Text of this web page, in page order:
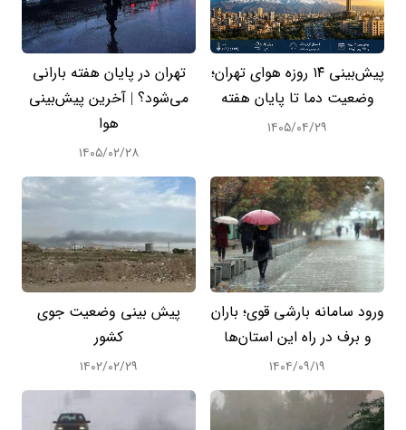
پیش‌بینی ۱۴ روزه هوای تهران؛
وضعیت دما تا پایان هفته
۱۴۰۵/۰۴/۲۹
تهران در پایان هفته بارانی
می‌شود؟ | آخرین پیش‌بینی
هوا
۱۴۰۵/۰۲/۲۸
ورود سامانه بارشی قوی؛ باران
و برف در راه این استان‌ها
۱۴۰۴/۰۹/۱۹
پیش بینی وضعیت جوی
کشور
۱۴۰۲/۰۲/۲۹